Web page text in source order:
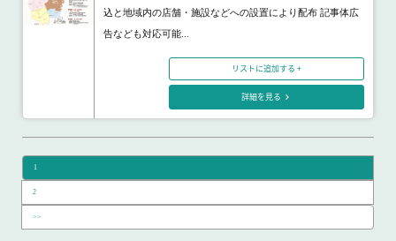
込と地域内の店舗・施設などへの設置により配布 記事体広
告なども対応可能...
リストに追加する +
詳細を見る
1
2
>>